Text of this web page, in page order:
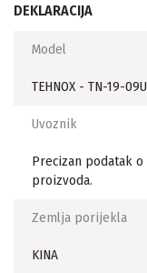
DEKLARACIJA
Model
TEHNOX - TN-19-
Uvoznik
Precizan podatak
proizvoda.
Zemlja porijekla
KINA